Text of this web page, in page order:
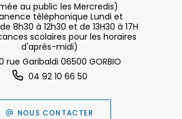
au public les Mercredis)
téléphonique Lundi et
8h30 à 12h30 et de 13H30 à 17H
scolaires pour les horaires
d'après-midi)
rue Garibaldi 06500 GORBIO
04 92 10 66 50
NOUS CONTACTER